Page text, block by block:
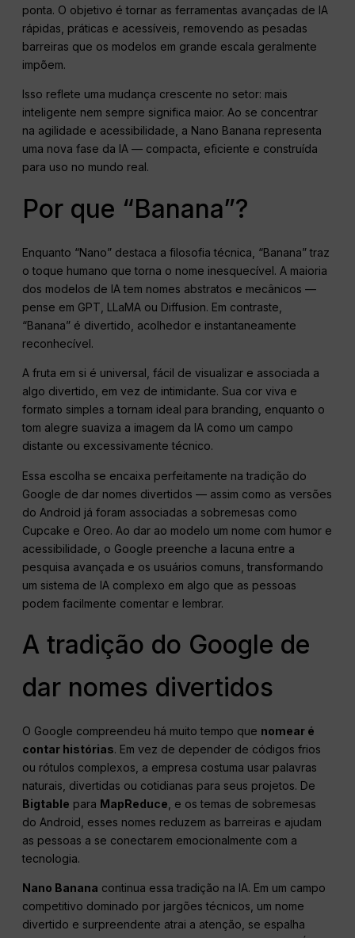
ponta. O objetivo é tornar as ferramentas avançadas de IA
rápidas, práticas e acessíveis, removendo as pesadas
barreiras que os modelos em grande escala geralmente
impõem.
Isso reflete uma mudança crescente no setor: mais
inteligente nem sempre significa maior. Ao se concentrar
na agilidade e acessibilidade, a Nano Banana representa
uma nova fase da IA — compacta, eficiente e construída
para uso no mundo real.
Por que “Banana”?
Enquanto “Nano” destaca a filosofia técnica, “Banana” traz
o toque humano que torna o nome inesquecível. A maioria
dos modelos de IA tem nomes abstratos e mecânicos —
pense em GPT, LLaMA ou Diffusion. Em contraste,
“Banana” é divertido, acolhedor e instantaneamente
reconhecível.
A fruta em si é universal, fácil de visualizar e associada a
algo divertido, em vez de intimidante. Sua cor viva e
formato simples a tornam ideal para branding, enquanto o
tom alegre suaviza a imagem da IA como um campo
distante ou excessivamente técnico.
Essa escolha se encaixa perfeitamente na tradição do
Google de dar nomes divertidos — assim como as versões
do Android já foram associadas a sobremesas como
Cupcake e Oreo. Ao dar ao modelo um nome com humor e
acessibilidade, o Google preenche a lacuna entre a
pesquisa avançada e os usuários comuns, transformando
um sistema de IA complexo em algo que as pessoas
podem facilmente comentar e lembrar.
A tradição do Google de
dar nomes divertidos
O Google compreendeu há muito tempo que nomear é
contar histórias. Em vez de depender de códigos frios
ou rótulos complexos, a empresa costuma usar palavras
naturais, divertidas ou cotidianas para seus projetos. De
Bigtable para MapReduce , e os temas de sobremesas
do Android, esses nomes reduzem as barreiras e ajudam
as pessoas a se conectarem emocionalmente com a
tecnologia.
Nano Banana continua essa tradição na IA. Em um campo
competitivo dominado por jargões técnicos, um nome
divertido e surpreendente atrai a atenção, se espalha